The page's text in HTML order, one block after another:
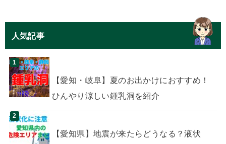
人気記事
【愛知・岐阜】夏のお出かけにおすすめ！
ひんやり涼しい鍾乳洞を紹介
【愛知県】地震が来たらどうなる？液状